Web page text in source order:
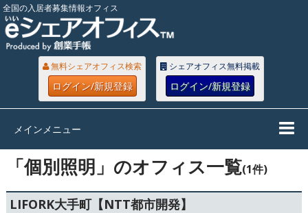
全国の入居者募集情報オフィス
無料シェアオフィス検索
ログイン/新規登録
シェアオフィス無料掲載
ログイン/新規登録
メインメニュー
「個別照明」のオフィス一覧(1件)
LIFORK大手町【NTT都市開発】